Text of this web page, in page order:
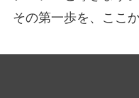
その第一歩を、ここ